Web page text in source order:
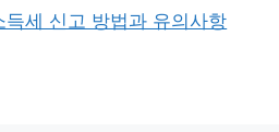
득세 신고 방법과 유의사항